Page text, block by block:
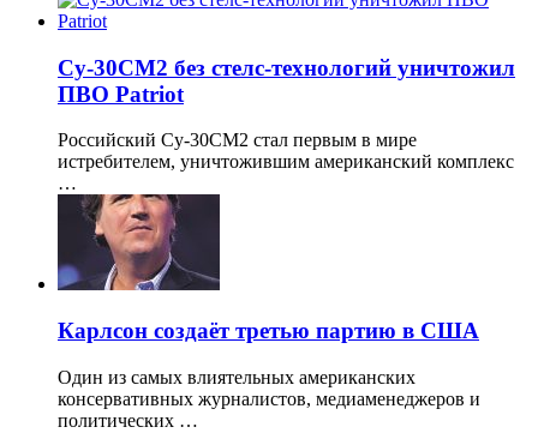
Су-30СМ2 без стелс-технологий уничтожил
ПВО Patriot
Российский Су-30СМ2 стал первым в мире
истребителем, уничтожившим американский комплекс
…
Карлсон создаёт третью партию в США
Один из самых влиятельных американских
консервативных журналистов, медиаменеджеров и
политических …